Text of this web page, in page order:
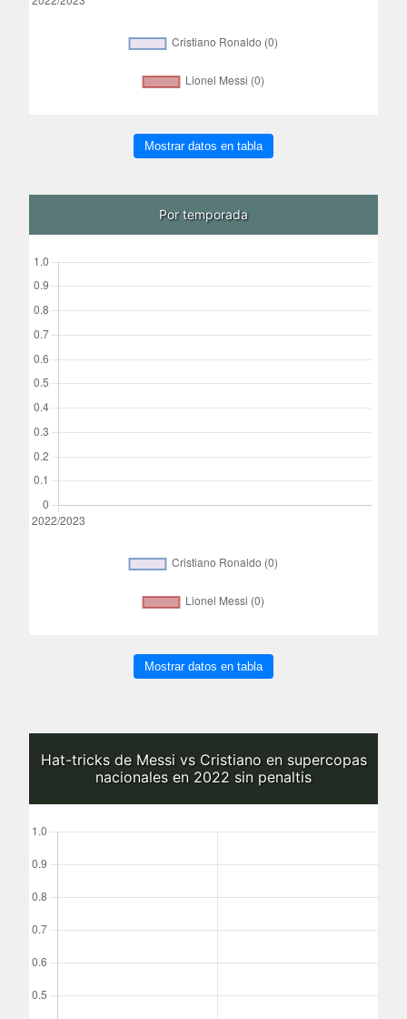
Mostrar datos en tabla
Por temporada
Mostrar datos en tabla
Hat-tricks de Messi vs Cristiano en supercopas
nacionales en 2022 sin penaltis